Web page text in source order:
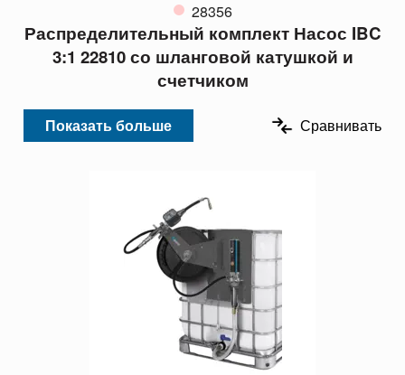
28356
Распределительный комплект Насос IBC
3:1 22810 со шланговой катушкой и
счетчиком
Показать больше Сравнивать